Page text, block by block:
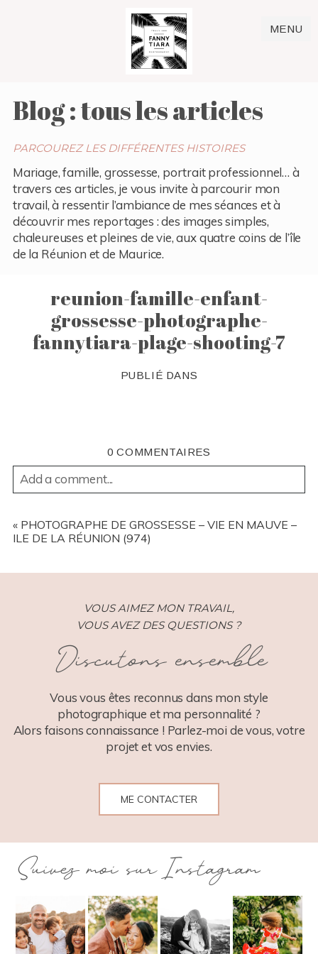
MENU
Blog : tous les articles
PARCOUREZ LES DIFFÉRENTES HISTOIRES
Mariage, famille, grossesse, portrait professionnel… à
travers ces articles, je vous invite à parcourir mon
travail, à ressentir l’ambiance de mes séances et à
découvrir mes reportages : des images simples,
chaleureuses et pleines de vie, aux quatre coins de l’île
de la Réunion et de Maurice.
reunion-famille-enfant-
grossesse-photographe-
fannytiara-plage-shooting-7
PUBLIÉ DANS
0 COMMENTAIRES
Add a comment...
REQUIRED FIELDS ARE MARKED *
POST COMMENT
« PHOTOGRAPHE DE GROSSESSE – VIE EN MAUVE –
ILE DE LA RÉUNION (974)
VOUS AIMEZ MON TRAVAIL,
VOUS AVEZ DES QUESTIONS ?
Discutons ensemble
Vous vous êtes reconnus dans mon style
photographique et ma personnalité ?
Alors faisons connaissance ! Parlez-moi de vous, votre
projet et vos envies.
ME CONTACTER
Suivez moi sur Instagram